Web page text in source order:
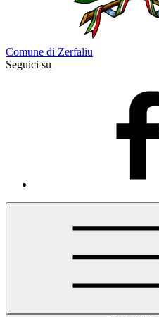
Comune di Zerfaliu
Seguici su